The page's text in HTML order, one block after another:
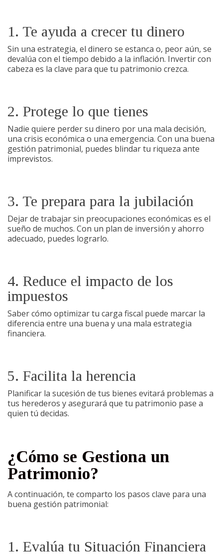
1. Te ayuda a crecer tu dinero
Sin una estrategia, el dinero se estanca o, peor aún, se
devalúa con el tiempo debido a la inflación. Invertir con
cabeza es la clave para que tu patrimonio crezca.
2. Protege lo que tienes
Nadie quiere perder su dinero por una mala decisión,
una crisis económica o una emergencia. Con una buena
gestión patrimonial, puedes blindar tu riqueza ante
imprevistos.
3. Te prepara para la jubilación
Dejar de trabajar sin preocupaciones económicas es el
sueño de muchos. Con un plan de inversión y ahorro
adecuado, puedes lograrlo.
4. Reduce el impacto de los
impuestos
Saber cómo optimizar tu carga fiscal puede marcar la
diferencia entre una buena y una mala estrategia
financiera.
5. Facilita la herencia
Planificar la sucesión de tus bienes evitará problemas a
tus herederos y asegurará que tu patrimonio pase a
quien tú decidas.
¿Cómo se Gestiona un
Patrimonio?
A continuación, te comparto los pasos clave para una
buena gestión patrimonial:
1. Evalúa tu Situación Financiera